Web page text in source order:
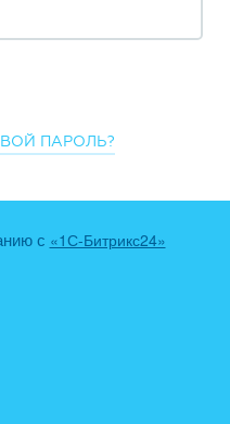
ПАРОЛЬ?
с «1С-Битрикс24»